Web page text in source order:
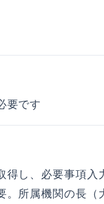
要です
得し、必要事項入
。所属機関の長